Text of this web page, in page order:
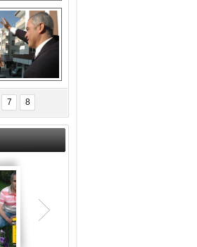
ŞİMŞEK
ETKİSİ
!
7 8
Teşrik tekbiri nedir? Ne anlama gelir?